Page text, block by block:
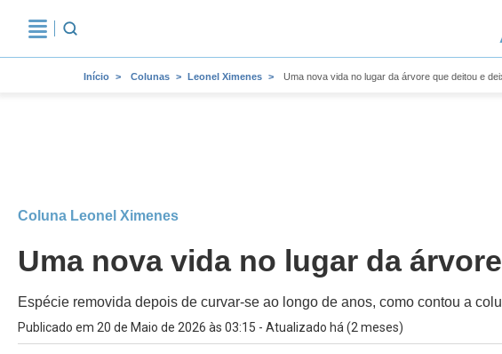
Início Colunas Leonel Ximenes Uma nova vida no lugar da árvore que deitou e
Coluna Leonel Ximenes
Uma nova vida no lugar da
Espécie removida depois de curvar-se ao longo de anos, como contou a
Publicado em 20 de Maio de 2026 às 03:15 - Atualizado há (2 meses)